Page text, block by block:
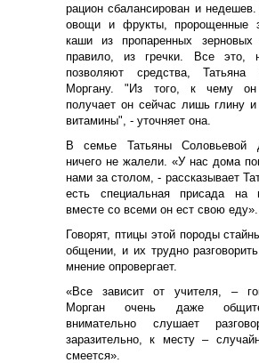
рацион сбалансирован и
овощи и фрукты, пророщенные
каши из пропаренных зерновых
правило, из гречки. Все это,
позволяют средства, Татьяна
Моргану. "Из того, к чему
получает он сейчас лишь глину
витамины", - уточняет она.
В семье Татьяны Соловьевой
ничего не жалели. «У нас дома
нами за столом, - рассказывает
есть специальная присада на
вместе со всеми он ест свою еду».
Говорят, птицы этой породы
общении, и их трудно
мнение опровергает.
«Все зависит от учителя, –
Морган очень даже
внимательно слушает
заразительно, к месту –
смеется».